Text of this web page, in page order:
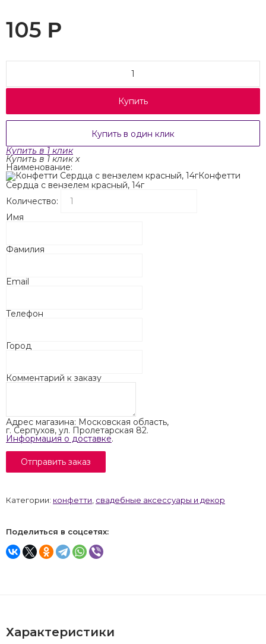
105 Р
Купить
Купить в один клик
Купить в 1 клик
Купить в 1 клик x
Наименование:
Конфетти
Сердца с вензелем красный, 14г
Количество:
Имя
Фамилия
Email
Телефон
Город
Комментарий к заказу
Адрес магазина: Московская область,
г. Серпухов, ул. Пролетарская 82.
Информация о доставке.
Категории: конфетти свадебные аксессуары и декор
Поделиться в соцсетях:
Характеристики